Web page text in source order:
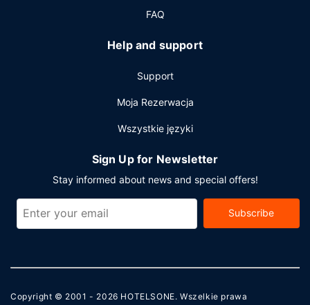
FAQ
Help and support
Support
Moja Rezerwacja
Wszystkie języki
Sign Up for Newsletter
Stay informed about news and special offers!
Subscribe
Copyright © 2001 - 2026 HOTELSONE. Wszelkie prawa